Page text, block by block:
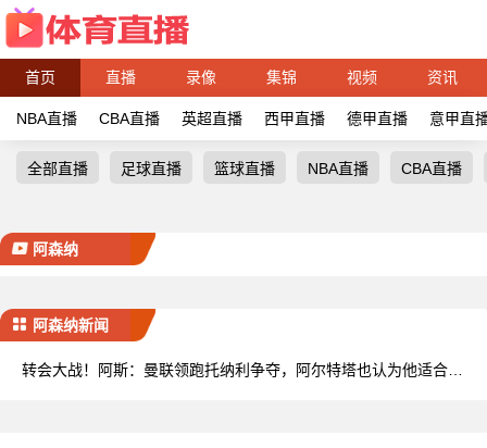
首页 直播 录像 集锦 视频 资讯
NBA直播 CBA直播 英超直播 西甲直播 德甲直播 意甲直
全部直播 足球直播 篮球直播 NBA直播 CBA直播
阿森纳
阿森纳新闻
转会大战！阿斯：曼联领跑托纳利争夺，阿尔特塔也认为他适合枪